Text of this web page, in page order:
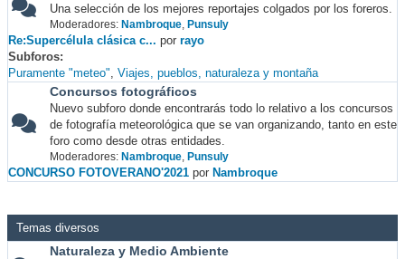
Una selección de los mejores reportajes colgados por los foreros.
Moderadores: Nambroque, Punsuly
Re:Supercélula clásica c... por rayo
Subforos
Puramente "meteo" Viajes, pueblos, naturaleza y montaña
Concursos fotográficos
Nuevo subforo donde encontrarás todo lo relativo a los concursos
de fotografía meteorológica que se van organizando, tanto en este
foro como desde otras entidades.
Moderadores: Nambroque, Punsuly
CONCURSO FOTOVERANO'2021 por Nambroque
Temas diversos
Naturaleza y Medio Ambiente